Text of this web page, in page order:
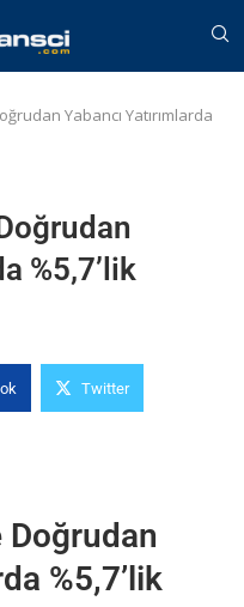
Yabancı Yatırımlarda
%5,7’lik
Twitter
%5,7’lik